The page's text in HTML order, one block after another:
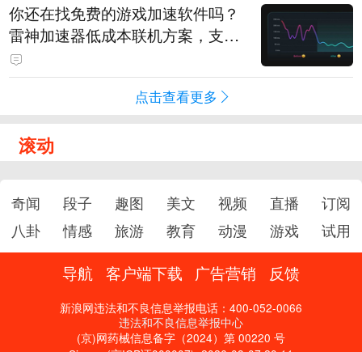
你还在找免费的游戏加速软件吗？
雷神加速器低成本联机方案，支持
免费试用
点击查看更多
滚动
奇闻 段子 趣图 美文 视频 直播
订阅
八卦
情感 旅游 教育 动漫 游戏 试用
导航 客户端下载 广告营销 反馈
新浪网违法和不良信息举报电话：400-052-0066
违法和不良信息举报中心
(京)网药械信息备字（2024）第 00220 号